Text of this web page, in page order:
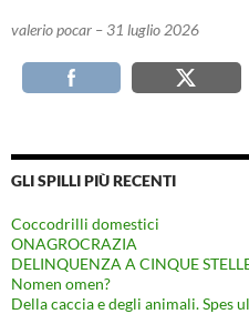
valerio pocar – 31 luglio 2026
GLI SPILLI PIÙ RECENTI
Coccodrilli domestici
ONAGROCRAZIA
DELINQUENZA A CINQUE
Nomen omen?
Della caccia e degli animali. Spes